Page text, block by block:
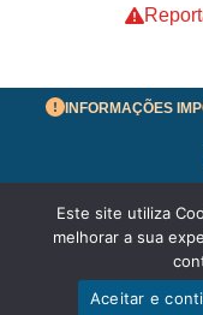
WhatsApp
INFORMAÇÕES
© 2026
Este site utiliza
melhorar a sua
Aceitar e